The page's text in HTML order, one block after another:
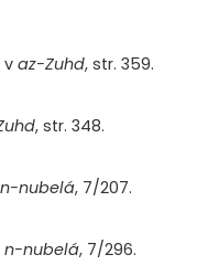
v az-Zuhd, str. 359.
, str. 348.
n-nubelá, 7/207.
n-nubelá, 7/296.